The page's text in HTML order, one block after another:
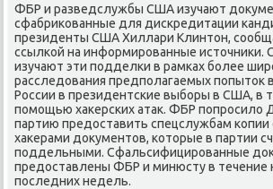
ФБР и разведслужбы США изучают
сфабрикованные для дискредитации
президенты США Хиллари Клинтон,
ссылкой на информированные источники.
изучают эти подделки в рамках более
расследования предполагаемых попыток
России в президентские выборы в США, в
помощью хакерских атак. ФБР попросило
партию предоставить спецслужбам
хакерами документов, которые в партии
поддельными. Сфальсифицированные
предоставлены ФБР и минюсту в течение
последних недель.